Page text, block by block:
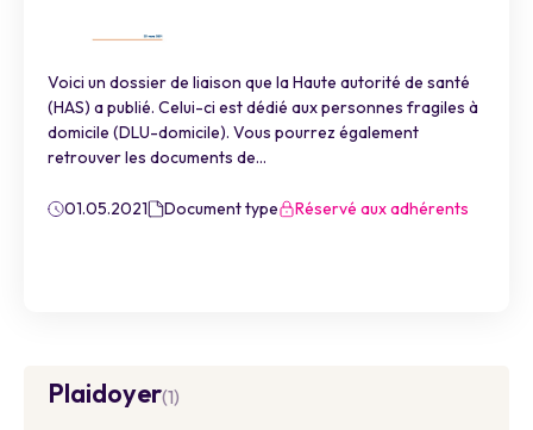
Voici un dossier de liaison que la Haute autorité de santé
(HAS) a publié. Celui-ci est dédié aux personnes fragiles à
domicile (DLU-domicile). Vous pourrez également
retrouver les documents de...
01.05.2021 Document type Réservé aux adhérents
Plaidoyer(1)